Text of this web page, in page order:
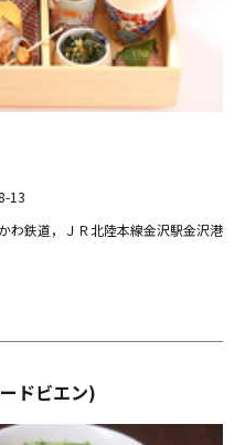
13
わ鉄道，ＪＲ北陸本線金沢駅金沢港
ドビエン)